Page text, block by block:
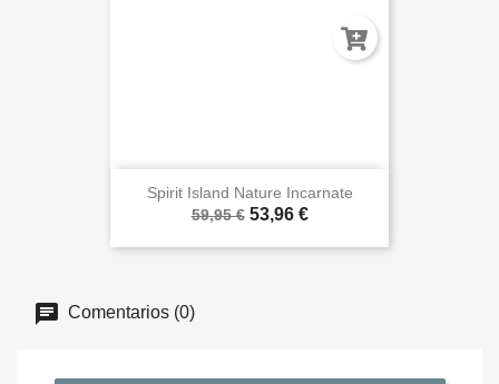
Spirit Island Nature Incarnate
59,95 € 53,96 €
Comentarios (0)